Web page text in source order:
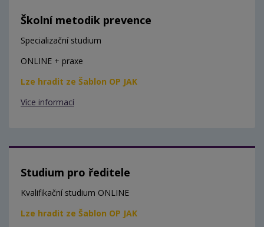
Školní metodik prevence
Specializační studium
ONLINE + praxe
Lze hradit ze Šablon OP JAK
Více informací
Studium pro ředitele
Kvalifikační studium ONLINE
Lze hradit ze Šablon OP JAK